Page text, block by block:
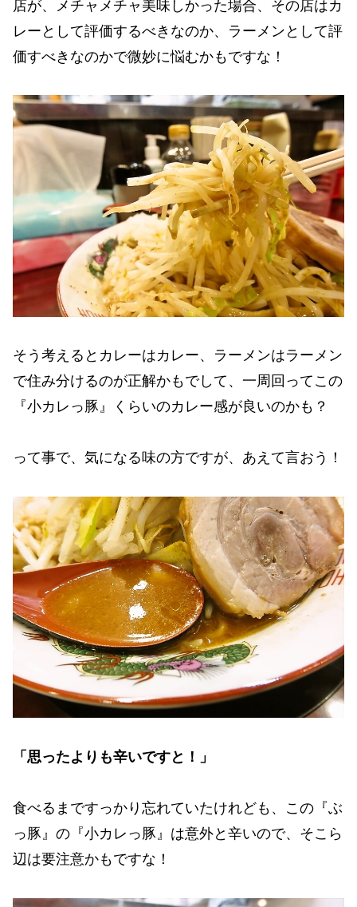
店が、メチャメチャ美味しかった場合、その店はカ
レーとして評価するべきなのか、ラーメンとして評
価すべきなのかで微妙に悩むかもですな！
そう考えるとカレーはカレー、ラーメンはラーメン
で住み分けるのが正解かもでして、一周回ってこの
『小カレっ豚』くらいのカレー感が良いのかも？
って事で、気になる味の方ですが、あえて言おう！
「思ったよりも辛いですと！」
食べるまですっかり忘れていたけれども、この『ぶ
っ豚』の『小カレっ豚』は意外と辛いので、そこら
辺は要注意かもですな！